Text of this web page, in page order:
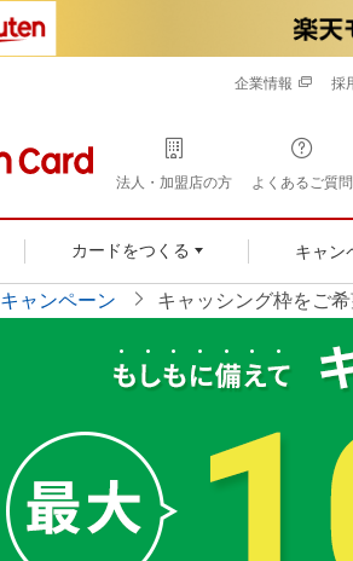
企業情報 採
法人・加盟店の方 よくあるご質問
カードをつくる キャン
キャンペーン キャッシング枠をご